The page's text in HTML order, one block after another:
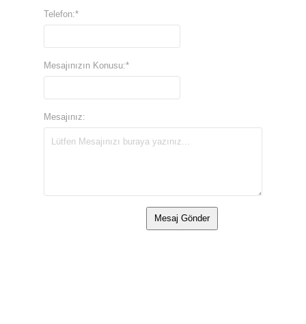
Telefon:*
Mesajınızın Konusu:*
Mesajınız: